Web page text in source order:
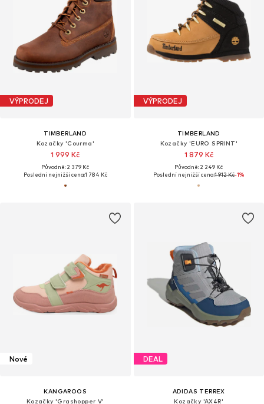
VÝPRODEJ
TIMBERLAND
Kozačky 'Courma'
1 999 Kč
Původně: 2 379 Kč
Poslední nejnižší cena:1 784 Kč
VÝPRODEJ
TIMBERLAND
Kozačky 'EURO SPRINT'
1 879 Kč
Původně: 2 249 Kč
Poslední nejnižší cena:1 912 Kč-1%
Nové
KANGAROOS
Kozačky 'Grashopper V'
DEAL
ADIDAS TERREX
Kozačky 'AX4R'